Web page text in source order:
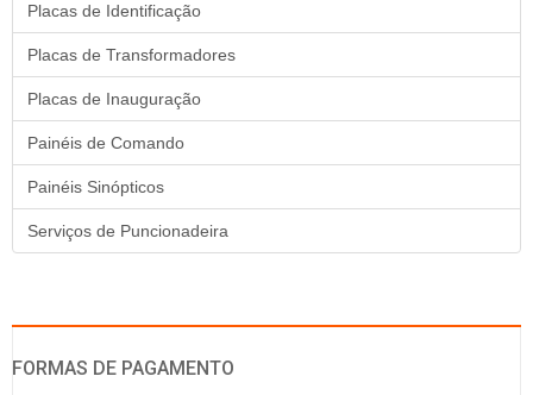
Placas de Identificação
Placas de Transformadores
Placas de Inauguração
Painéis de Comando
Painéis Sinópticos
Serviços de Puncionadeira
FORMAS DE PAGAMENTO